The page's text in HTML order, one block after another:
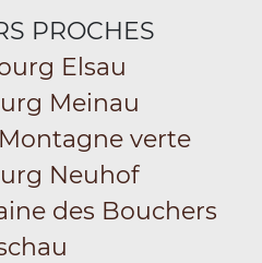
PROCHES
Elsau
Meinau
verte
Neuhof
des Bouchers